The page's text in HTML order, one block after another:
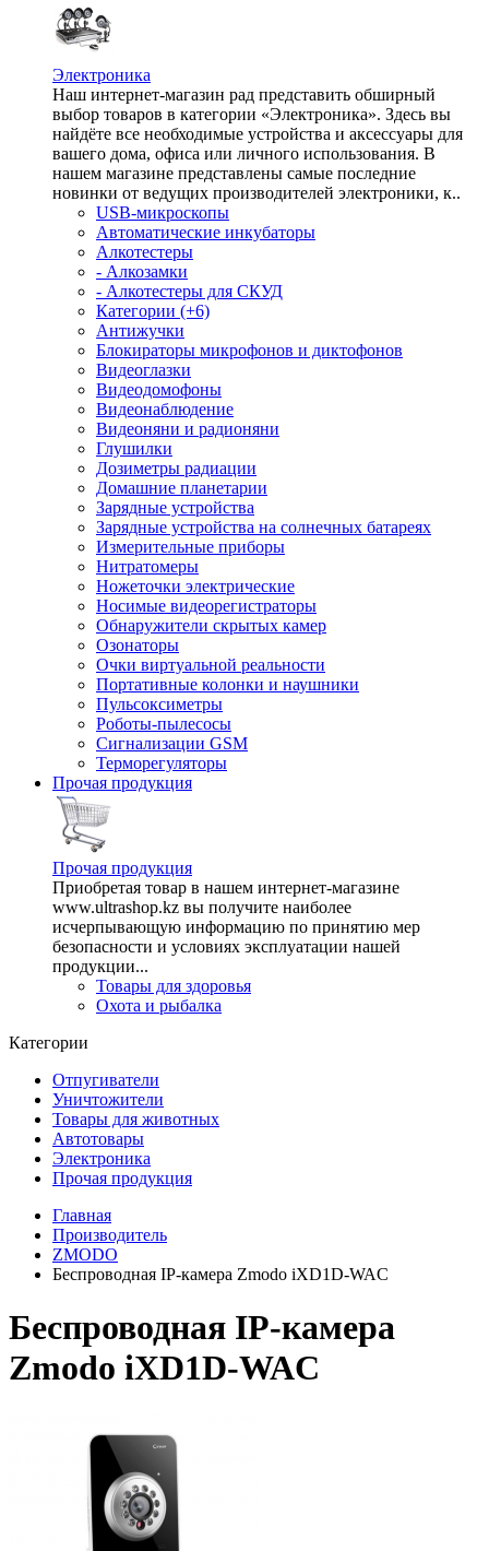
Электроника
Наш интернет-магазин рад представить обширный
выбор товаров в категории «Электроника». Здесь вы
найдёте все необходимые устройства и аксессуары для
вашего дома, офиса или личного использования. В
нашем магазине представлены самые последние
новинки от ведущих производителей электроники, к..
USB-микроскопы
Автоматические инкубаторы
Алкотестеры
- Алкозамки
- Алкотестеры для СКУД
Категории (+6)
Антижучки
Блокираторы микрофонов и диктофонов
Видеоглазки
Видеодомофоны
Видеонаблюдение
Видеоняни и радионяни
Глушилки
Дозиметры радиации
Домашние планетарии
Зарядные устройства
Зарядные устройства на солнечных батареях
Измерительные приборы
Нитратомеры
Ножеточки электрические
Носимые видеорегистраторы
Обнаружители скрытых камер
Озонаторы
Очки виртуальной реальности
Портативные колонки и наушники
Пульсоксиметры
Роботы-пылесосы
Сигнализации GSM
Терморегуляторы
Прочая продукция
Прочая продукция
Приобретая товар в нашем интернет-магазине
www.ultrashop.kz вы получите наиболее
исчерпывающую информацию по принятию мер
безопасности и условиях эксплуатации нашей
продукции...
Товары для здоровья
Охота и рыбалка
Категории
Отпугиватели
Уничтожители
Товары для животных
Автотовары
Электроника
Прочая продукция
Главная
Производитель
ZMODO
Беспроводная IP-камера Zmodo iXD1D-WAC
Беспроводная IP-камера
Zmodo iXD1D-WAC